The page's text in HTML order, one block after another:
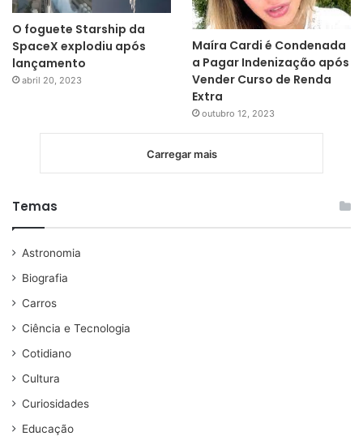
O foguete Starship da
SpaceX explodiu após
lançamento
abril 20, 2023
Maíra Cardi é Condenada
a Pagar Indenização após
Vender Curso de Renda
Extra
outubro 12, 2023
Carregar mais
Temas
Astronomia
Biografia
Carros
Ciência e Tecnologia
Cotidiano
Cultura
Curiosidades
Educação